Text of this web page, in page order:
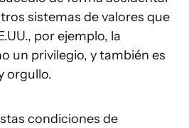
sistemas de valores que
por ejemplo, la
un privilegio, y también es
orgullo.
condiciones de